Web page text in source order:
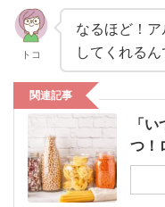
トコ
なるほど！
してくれるん
関連記事
「
つ！